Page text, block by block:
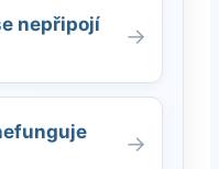
nepřipojí
→
→